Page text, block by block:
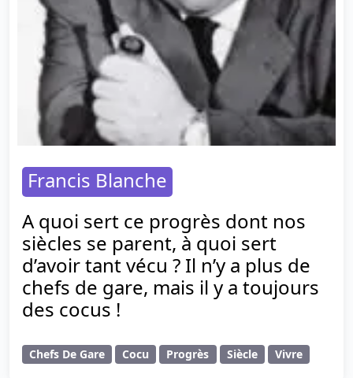
Francis Blanche
A quoi sert ce progrès dont nos
siècles se parent, à quoi sert
d’avoir tant vécu ? Il n’y a plus de
chefs de gare, mais il y a toujours
des cocus !
Chefs De Gare Cocu Progrès Siècle Vivre